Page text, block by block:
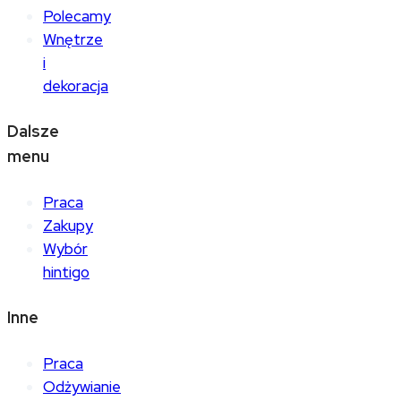
Polecamy
Wnętrze
i
dekoracja
Dalsze
menu
Praca
Zakupy
Wybór
hintigo
Inne
Praca
Odżywianie